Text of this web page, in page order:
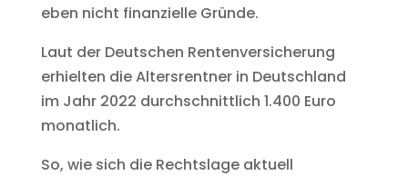
eben nicht finanzielle Gründe.
Laut der Deutschen Rentenversicherung
erhielten die Altersrentner in Deutschland
im Jahr 2022 durchschnittlich 1.400 Euro
monatlich.
So, wie sich die Rechtslage aktuell